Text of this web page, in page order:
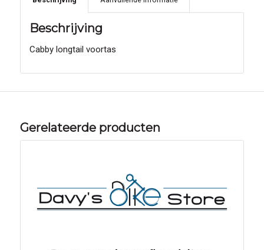
Beschrijving
Cabby longtail voortas
Gerelateerde producten